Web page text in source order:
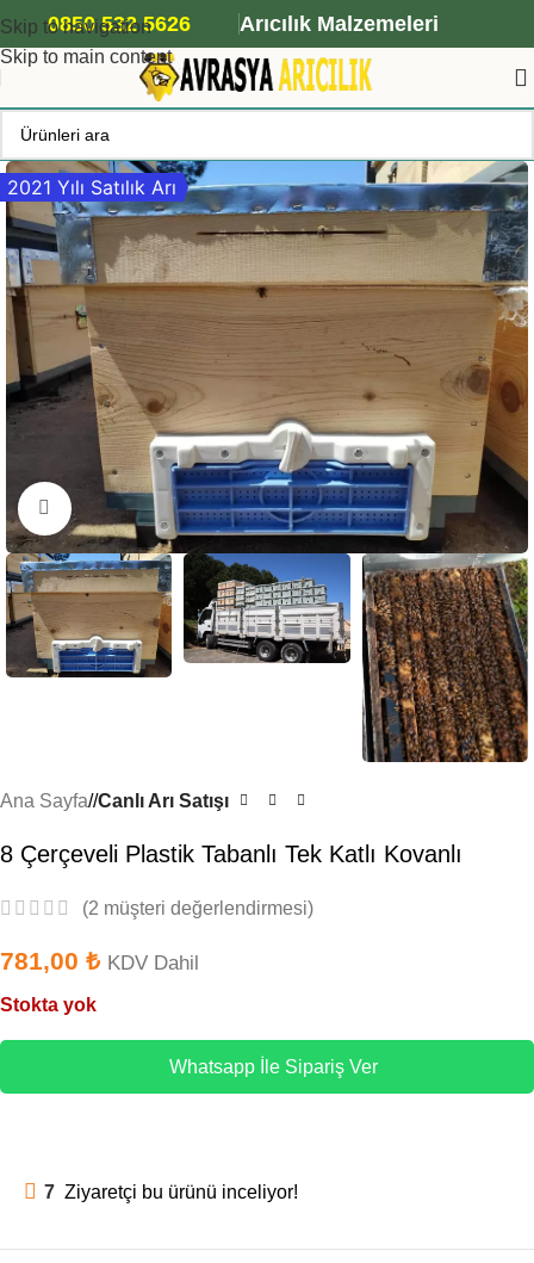
Skip to navigation
Skip to main content
ANA ARI SİPARİŞİ İÇİN TIKLAYIN
0850 532 5626 Arıcılık Malzemeleri
2021 Yılı Satılık Arı
Büyütmek için tıklayın
Ana Sayfa/ Canlı Arı Satışı
8 Çerçeveli Plastik Tabanlı Tek Katlı Kovanlı
(2 müşteri değerlendirmesi)
781,00 ₺ KDV Dahil
Stokta yok
Whatsapp İle Sipariş Ver
7 Ziyaretçi bu ürünü inceliyor!